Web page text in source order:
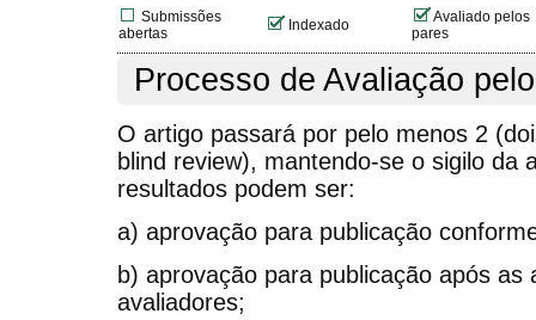
Submissões
abertas
Indexado
Avaliado pelos
pares
Processo de Avaliação
O artigo passará por pelo menos 2
blind review), mantendo-se o sigilo da
resultados podem ser:
a) aprovação para publicação
b) aprovação para publicação após as
avaliadores;